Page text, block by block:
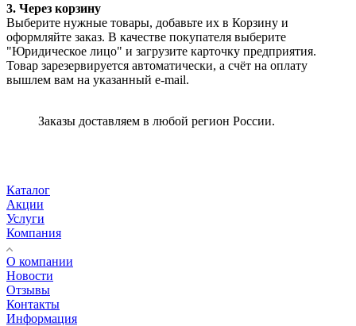
3. Через корзину
Выберите нужные товары, добавьте их в Корзину и
оформляйте заказ. В качестве покупателя выберите
"Юридическое лицо" и загрузите карточку предприятия.
Товар зарезервируется автоматически, а счёт на оплату
вышлем вам на указанный e-mail.
Заказы доставляем в любой регион России.
Каталог
Акции
Услуги
Компания
О компании
Новости
Отзывы
Контакты
Информация